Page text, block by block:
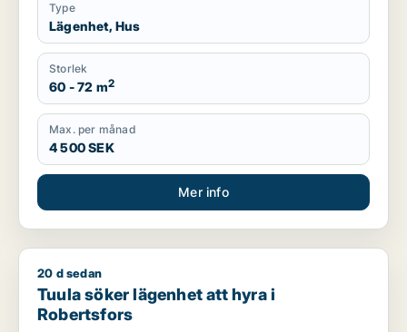
Type
Lägenhet, Hus
Storlek
60 - 72 m2
Max. per månad
4 500 SEK
Mer info
Tuula söker lägenhet att hyra i Robertsfors
20 d sedan
Tuula söker lägenhet att hyra i
Robertsfors